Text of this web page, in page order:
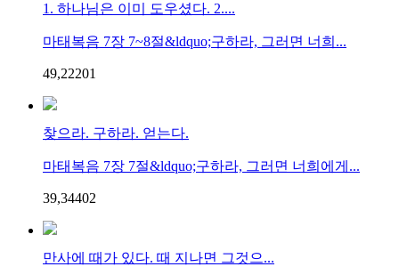
1. 하나님은 이미 도우셨다. 2....
마태복음 7장 7~8절&ldquo;구하라, 그러면 너희...
49,22201
찾으라. 구하라. 얻는다.
마태복음 7장 7절&ldquo;구하라, 그러면 너희에게...
39,34402
만사에 때가 있다. 때 지나면 그것으...